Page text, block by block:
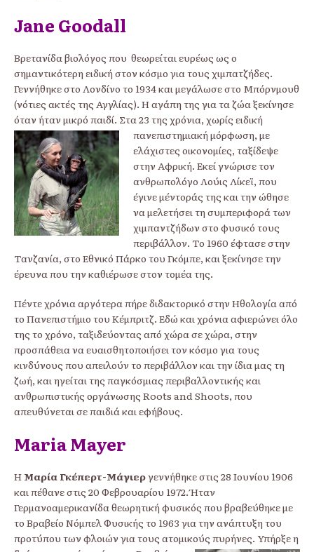
Jane Goodall
Βρετανίδα βιολόγος που θεωρείται ευρέως ως ο
σημαντικότερη ειδική στον κόσμο για τους χιμπατζήδες.
Γεννήθηκε στο Λονδίνο το 1934 και μεγάλωσε στο Μπόρνμουθ
(νότιες ακτές της Αγγλίας). Η αγάπη της για τα ζώα ξεκίνησε
όταν ήταν μικρό παιδί. Στα 23 της χρόνια, χωρίς ειδική
πανεπιστημιακή μόρφωση, με
ελάχιστες οικονομίες, ταξίδεψε
στην Αφρική. Εκεί γνώρισε τον
ανθρωπολόγο Λούις Λίκεϊ, που
έγινε μέντοράς της και την ώθησε
να μελετήσει τη συμπεριφορά των
χιμπαντζήδων στο φυσικό τους
περιβάλλον. Το 1960 έφτασε στην
Τανζανία, στο Εθνικό Πάρκο του Γκόμπε, και ξεκίνησε την
έρευνα που την καθιέρωσε στον τομέα της.
Πέντε χρόνια αργότερα πήρε διδακτορικό στην Ηθολογία από
το Πανεπιστήμιο του Κέμπριτζ. Εδώ και χρόνια αφιερώνει όλο
της το χρόνο, ταξιδεύοντας από χώρα σε χώρα, στην
προσπάθεια να ευαισθητοποιήσει τον κόσμο για τους
κινδύνους που απειλούν το περιβάλλον και την ίδια μας τη
ζωή, και ηγείται της παγκόσμιας περιβαλλοντικής και
ανθρωπιστικής οργάνωσης Roots and Shoots, που
απευθύνεται σε παιδιά και εφήβους.
Maria Mayer
Η Μαρία Γκέπερτ-Μάγιεργεννήθηκε στις 28 Ιουνίου 1906
και πέθανε στις 20 Φεβρουαρίου 1972. Ήταν
Γερμανοαμερικανίδα θεωρητική φυσικός που βραβεύθηκε με
το Βραβείο Νόμπελ Φυσικής το 1963 για την ανάπτυξη του
προτύπου των φλοιών για τους ατομικούς πυρήνες. Υπήρξε η